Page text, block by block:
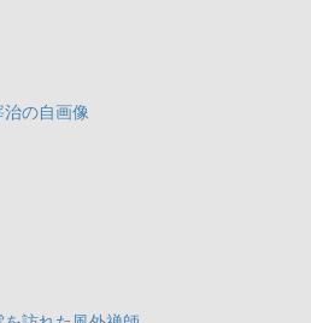
治の自画像